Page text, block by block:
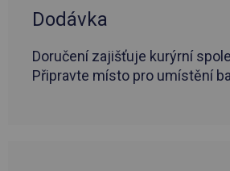
Dodávka
Doručení zajišťuje kurýrní
Připravte místo pro umístění